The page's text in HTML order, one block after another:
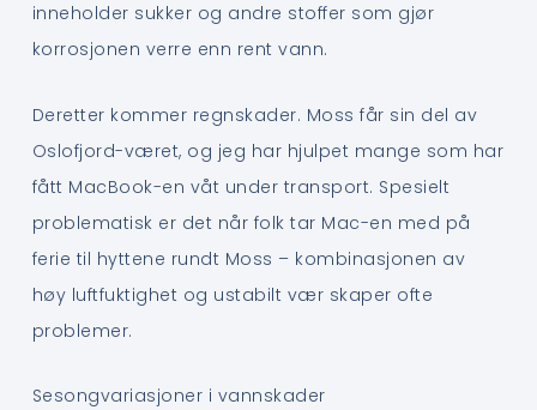
inneholder sukker og andre stoffer som gjør
korrosjonen verre enn rent vann.
Deretter kommer regnskader. Moss får sin del av
Oslofjord-været, og jeg har hjulpet mange som har
fått MacBook-en våt under transport. Spesielt
problematisk er det når folk tar Mac-en med på
ferie til hyttene rundt Moss – kombinasjonen av
høy luftfuktighet og ustabilt vær skaper ofte
problemer.
Sesongvariasjoner i vannskader